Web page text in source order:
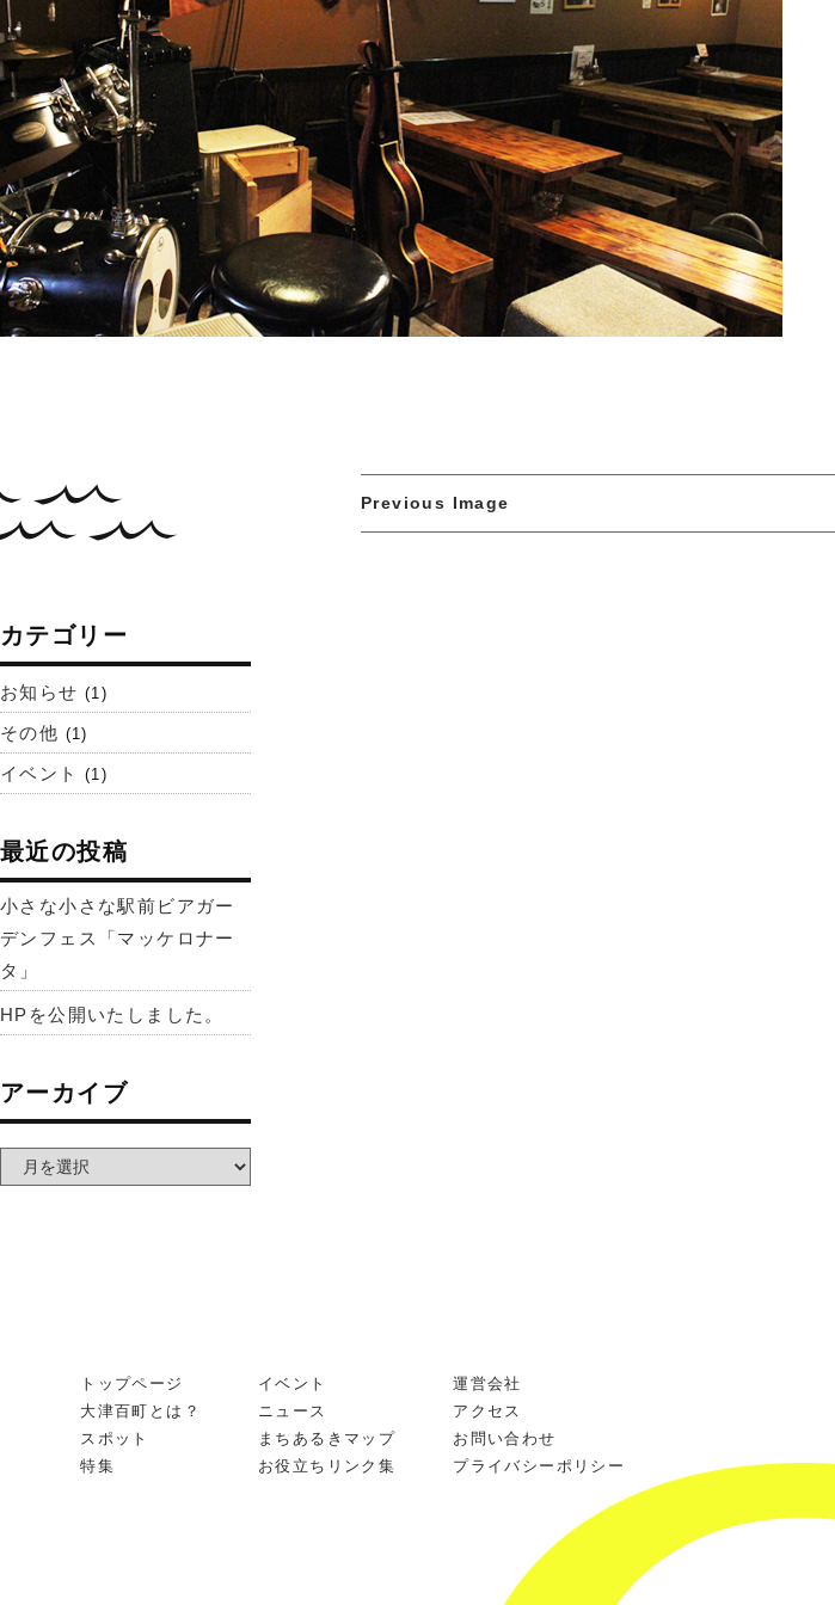
Previous Image
カテゴリー
お知らせ (1)
その他 (1)
イベント (1)
最近の投稿
小さな小さな駅前ビアガー
デンフェス「マッケロナー
タ」
HPを公開いたしました。
アーカイブ
トップページ
大津百町とは？
スポット
特集
イベント
ニュース
まちあるきマップ
お役立ちリンク集
運営会社
アクセス
お問い合わせ
プライバシーポリシー